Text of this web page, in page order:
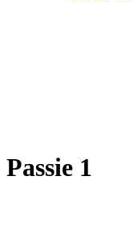
Passie 1